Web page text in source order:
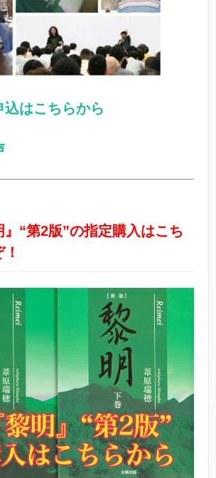
はこちらから
“第2版”の指定購入はこち